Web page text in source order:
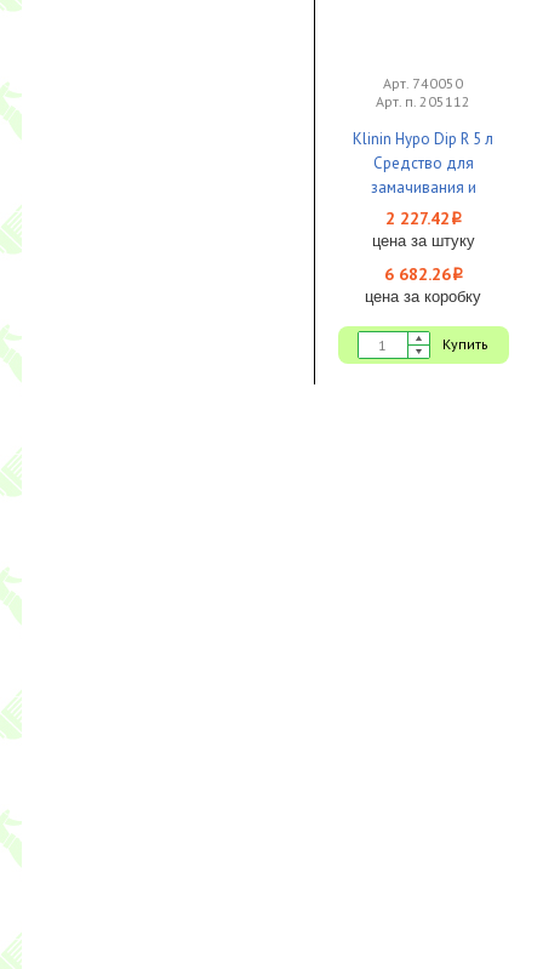
Арт. 740050
Арт. п. 205112
Klinin Hypo Dip R 5 л
Средство для
замачивания и
отбеливания посуды с
хлором 1/3
2 227.42 i
цена за штуку
6 682.26i
цена за коробку
Купить